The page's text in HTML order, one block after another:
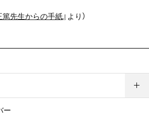
篤先生からの手紙』より）
ー